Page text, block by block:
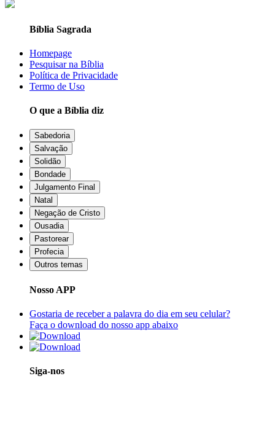
Bíblia Sagrada
Homepage
Pesquisar na Bíblia
Política de Privacidade
Termo de Uso
O que a Bíblia diz
Sabedoria
Salvação
Solidão
Bondade
Julgamento Final
Natal
Negação de Cristo
Ousadia
Pastorear
Profecia
Outros temas
Nosso APP
Gostaria de receber a palavra do dia em seu celular?
Faça o download do nosso app abaixo
Siga-nos